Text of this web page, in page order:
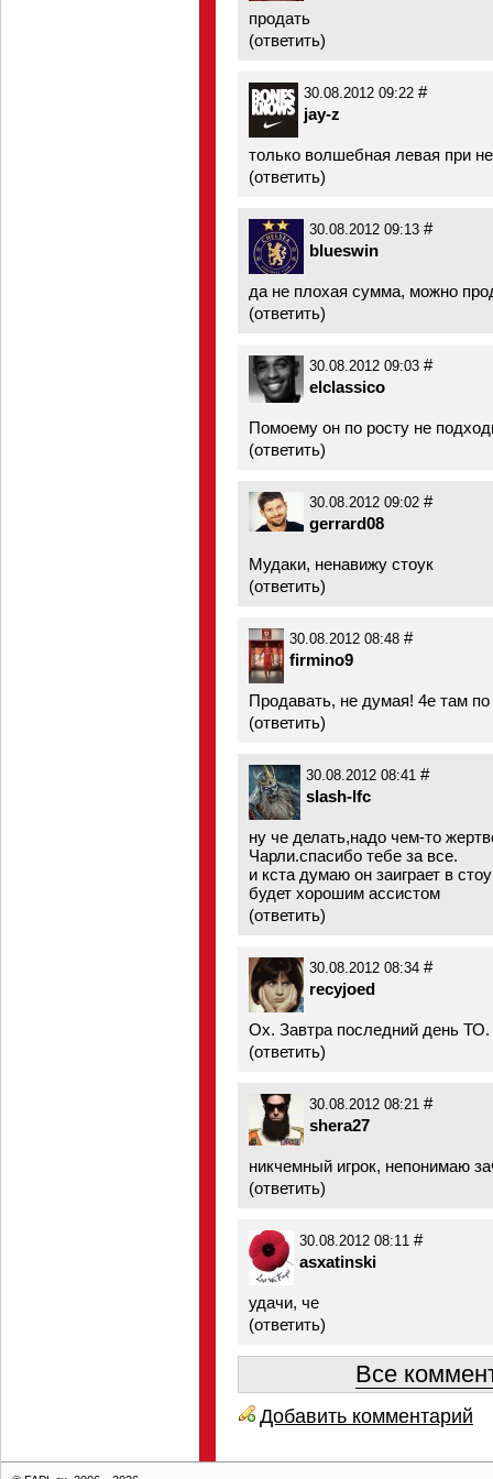
продать
(ответить)
30.08.2012 09:22 #
jay-z
только волшебная левая при
(ответить)
30.08.2012 09:13 #
blueswin
да не плохая сумма, можно
(ответить)
30.08.2012 09:03 #
elclassico
Помоему он по росту не
(ответить)
30.08.2012 09:02 #
gerrard08
Мудаки, ненавижу стоук
(ответить)
30.08.2012 08:48 #
firmino9
Продавать, не думая! 4е там по
(ответить)
30.08.2012 08:41 #
slash-lfc
ну че делать,надо чем-то
Чарли.спасибо тебе за все.
и кста думаю он заиграет в
будет хорошим ассистом
(ответить)
30.08.2012 08:34 #
recyjoed
Ох. Завтра последний день
(ответить)
30.08.2012 08:21 #
shera27
никчемный игрок, непонимаю
(ответить)
30.08.2012 08:11 #
asxatinski
удачи, че
(ответить)
Все
Добавить комментарий